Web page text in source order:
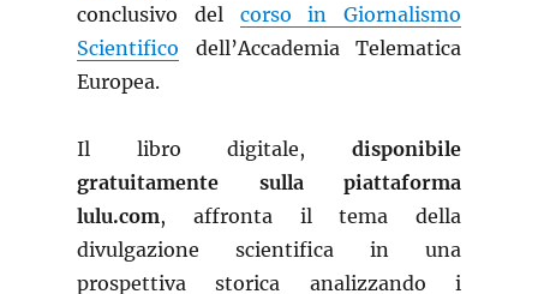
conclusivo del corso in Giornalismo
Scientifico dell’Accademia Telematica
Europea.
Il libro digitale,disponibile
gratuitamente sulla piattaforma
lulu.com, affronta il tema della
divulgazione scientifica in una
prospettiva storica analizzando i